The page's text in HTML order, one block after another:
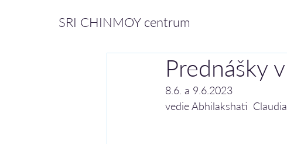
SRI CHINMOY centrum
Prednášky
8.6. a 9.6.2023
vedie Abhilakshati